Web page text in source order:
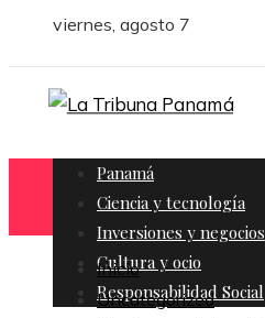
viernes, agosto 7
Panamá
Ciencia y tecnología
Inversiones y negocios
Cultura y ocio
Responsabilidad Social
Inicio
Uncategorized